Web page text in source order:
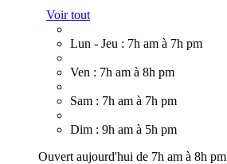
Voir tout
Lun - Jeu : 7h am à 7h pm
Ven : 7h am à 8h pm
Sam : 7h am à 7h pm
Dim : 9h am à 5h pm
Ouvert aujourd'hui de 7h am à 8h pm